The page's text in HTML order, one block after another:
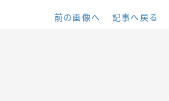
前の画像へ 記事へ戻る